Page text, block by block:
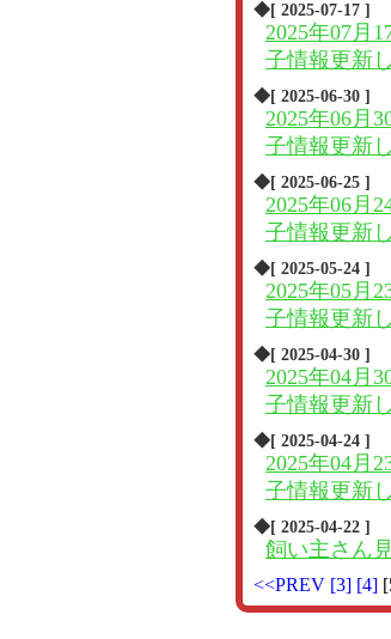
◆[ 2025-07-17 ]
2025年07月
子情報更新
◆[ 2025-06-30 ]
2025年06月
子情報更新
◆[ 2025-06-25 ]
2025年06月
子情報更新
◆[ 2025-05-24 ]
2025年05月
子情報更新
◆[ 2025-04-30 ]
2025年04月
子情報更新
◆[ 2025-04-24 ]
2025年04月
子情報更新
◆[ 2025-04-22 ]
飼い主さん
<<PREV [3] [4]